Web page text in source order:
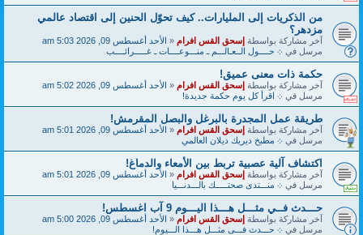
من الذكريات إلى المليارات.. كيف تحوّل الحنين إلى اقتصاد عالمي
مزدهر؟
آخر مشاركة بواسطةإسحق القس افرام«الأحد أغسطس 09, 2026 5:03 am
مرسل في܀ حــــول الــعـالـــم ـ منـــوعــــات ـ غـــــرائــــب
حكمة ذات معنى عميق!
آخر مشاركة بواسطةإسحق القس افرام«الأحد أغسطس 09, 2026 5:02 am
مرسل في܀ اقرأ كل يوم حكمة جديدة!
طريقة عمل المجدرة بالبرغل والبصل المقرمش!
آخر مشاركة بواسطةإسحق القس افرام«الأحد أغسطس 09, 2026 5:01 am
مرسل في܀ مطبخ ديريك ديلان العالمي
اكتشاف آلية عصبية تربط بين الأمعاء والدماغ!
آخر مشاركة بواسطةإسحق القس افرام«الأحد أغسطس 09, 2026 5:01 am
مرسل في܀ منـــتدى صحتـــــك بالـــدنـــيا
حـــدث فــي مثـــل هـــذا اليـــوم 9 آب اغسطس!
آخر مشاركة بواسطةإسحق القس افرام«الأحد أغسطس 09, 2026 5:00 am
مرسل في܀ حـــدث فـــى مثـــل هـــذا الـــيوم!